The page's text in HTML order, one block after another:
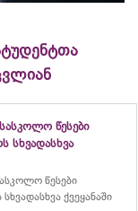
წესები
სხვადასხვა
წესები
ქვეყანაში